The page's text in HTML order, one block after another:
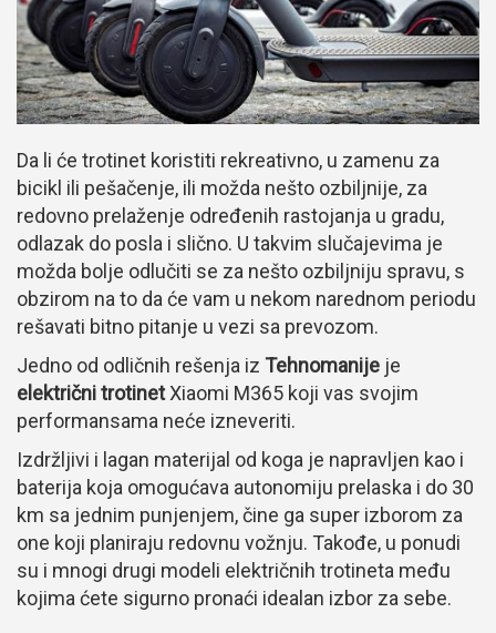
Da li će trotinet koristiti rekreativno, u zamenu za
bicikl ili pešačenje, ili možda nešto ozbiljnije, za
redovno prelaženje određenih rastojanja u gradu,
odlazak do posla i slično. U takvim slučajevima je
možda bolje odlučiti se za nešto ozbiljniju spravu, s
obzirom na to da će vam u nekom narednom periodu
rešavati bitno pitanje u vezi sa prevozom.
Jedno od odličnih rešenja iz Tehnomanije je
električni trotinetXiaomi M365 koji vas svojim
performansama neće izneveriti.
Izdržljivi i lagan materijal od koga je napravljen kao i
baterija koja omogućava autonomiju prelaska i do 30
km sa jednim punjenjem, čine ga super izborom za
one koji planiraju redovnu vožnju. Takođe, u ponudi
su i mnogi drugi modeli električnih trotineta među
kojima ćete sigurno pronaći idealan izbor za sebe.